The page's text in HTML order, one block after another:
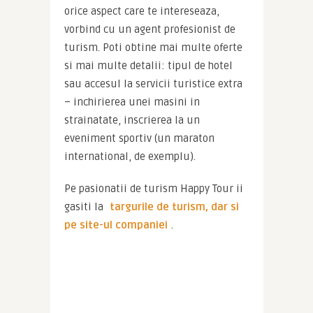
orice aspect care te intereseaza,
vorbind cu un agent profesionist de
turism. Poti obtine mai multe oferte
si mai multe detalii: tipul de hotel
sau accesul la servicii turistice extra
– inchirierea unei masini in
strainatate, inscrierea la un
eveniment sportiv (un maraton
international, de exemplu).
Pe pasionatii de turism Happy Tour ii
gasiti la
targurile de turism, dar si
pe site-ul companiei .